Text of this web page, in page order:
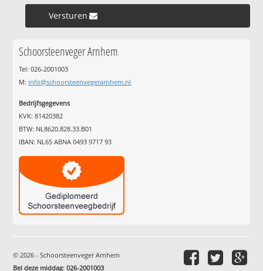
Versturen »
Schoorsteenveger Arnhem
Tel: 026-2001003
M: info@schoorsteenvegerarnhem.nl
Bedrijfsgegevens
KVK: 81420382
BTW: NL8620.828.33.B01
IBAN: NL65 ABNA 0493 9717 93
© 2026 - Schoorsteenveger Arnhem
Bel deze middag:026-2001003